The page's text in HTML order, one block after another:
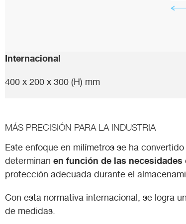
Internacional
400 x 200 x 300 (H) mm
MÁS PRECISIÓN PARA LA INDUSTRIA
Este enfoque en milímetros se ha
determinan en función de las
protección adecuada durante el
Con esta normativa internacional, se logra
de medidas.